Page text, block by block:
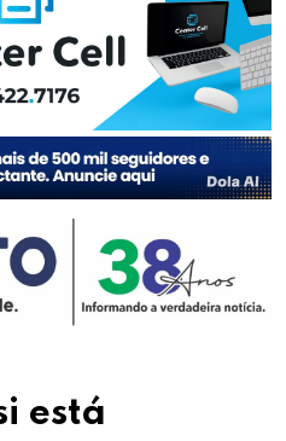
está